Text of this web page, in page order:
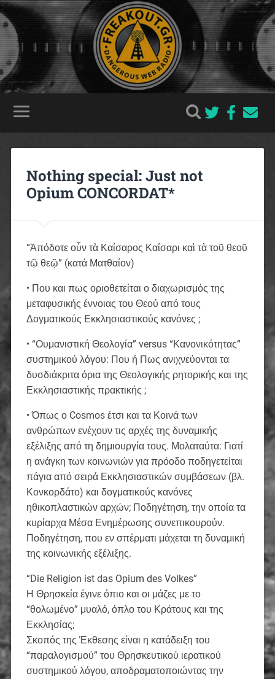
Nothing special: Just not
Opium CONCORDAT*
“Ἀπόδοτε οὖν τὰ Καίσαρος Καίσαρι καὶ τὰ τοῦ θεοῦ
τῷ θεῷ” (κατά Ματθαίον)
• Που και πως οριοθετείται ο διαχωρισμός της
μεταφυσικής έννοιας του Θεού από τους
Δογματικούς Εκκλησιαστικούς κανόνες ;
• “Ουμανιστική Θεολογία” versus “Κανονικότητας”
συστημικού λόγου: Που ή Πως ανιχνεύονται τα
δυσδιάκριτα όρια της Θεολογικής ρητορικής και της
Εκκλησιαστικής πρακτικής ;
• Όπως ο Cosmos έτσι και τα Κοινά των
ανθρώπων ενέχουν τις αρχές της δυναμικής
εξέλιξης από τη δημιουργία τους. Μολαταύτα: Γιατί
η ανάγκη των κοινωνιών για πρόοδο ποδηγετείται
πάγια από σειρά Εκκλησιαστικών συμβάσεων (βλ.
Κονκορδάτο) και δογματικούς κανόνες
ηθικοπλαστικών αρχών; Ποδηγέτηση, την οποία τα
κυρίαρχα Μέσα Ενημέρωσης συνεπικουρούν.
Ποδηγέτηση, που εν σπέρματι μάχεται τη δυναμική
της κοινωνικής εξέλιξης.
“Die Religion ist das Opium des Volkes”
Η Θρησκεία έγινε όπιο και οι μάζες με το
“θολωμένο” μυαλό, όπλο του Κράτους και της
Εκκλησίας;
Σκοπός της Έκθεσης είναι η κατάδειξη του
“παραλογισμού” του Θρησκευτικού ιερατικού
συστημικού λόγου, αποδραματοποιώντας την